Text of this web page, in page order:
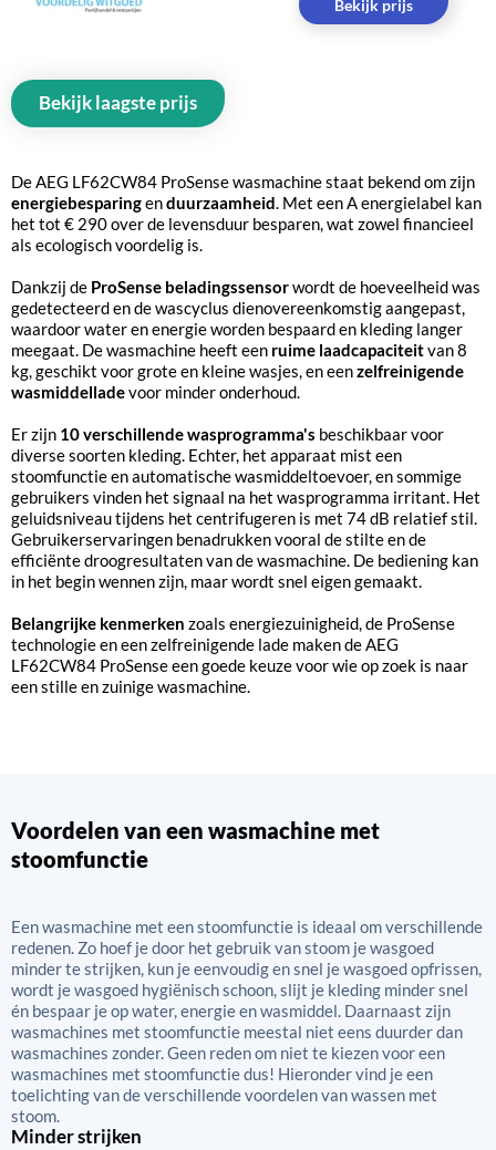
Bekijk prijs
Bekijk laagste prijs
De AEG LF62CW84 ProSense wasmachine staat bekend om zijn
energiebesparingenduurzaamheid. Met een A energielabel kan
het tot € 290 over de levensduur besparen, wat zowel financieel
als ecologisch voordelig is.
Dankzij de ProSense beladingssensorwordt de hoeveelheid was
gedetecteerd en de wascyclus dienovereenkomstig aangepast,
waardoor water en energie worden bespaard en kleding langer
meegaat. De wasmachine heeft een ruime laadcapaciteitvan 8
kg, geschikt voor grote en kleine wasjes, en eenzelfreinigende
wasmiddelladevoor minder onderhoud.
Er zijn 10 verschillende wasprogramma's beschikbaar voor
diverse soorten kleding. Echter, het apparaat mist een
stoomfunctie en automatische wasmiddeltoevoer, en sommige
gebruikers vinden het signaal na het wasprogramma irritant. Het
geluidsniveau tijdens het centrifugeren is met 74 dB relatief stil.
Gebruikerservaringen benadrukken vooral de stilte en de
efficiënte droogresultaten van de wasmachine. De bediening kan
in het begin wennen zijn, maar wordt snel eigen gemaakt.
Belangrijke kenmerken zoals energiezuinigheid, de ProSense
technologie en een zelfreinigende lade maken de AEG
LF62CW84 ProSense een goede keuze voor wie op zoek is naar
een stille en zuinige wasmachine.
Voordelen van een wasmachine met
stoomfunctie
Een wasmachine met een stoomfunctie is ideaal om verschillende
redenen. Zo hoef je door het gebruik van stoom je wasgoed
minder te strijken, kun je eenvoudig en snel je wasgoed opfrissen,
wordt je wasgoed hygiënisch schoon, slijt je kleding minder snel
én bespaar je op water, energie en wasmiddel. Daarnaast zijn
wasmachines met stoomfunctie meestal niet eens duurder dan
wasmachines zonder. Geen reden om niet te kiezen voor een
wasmachines met stoomfunctie dus! Hieronder vind je een
toelichting van de verschillende voordelen van wassen met
stoom.
Minder strijken